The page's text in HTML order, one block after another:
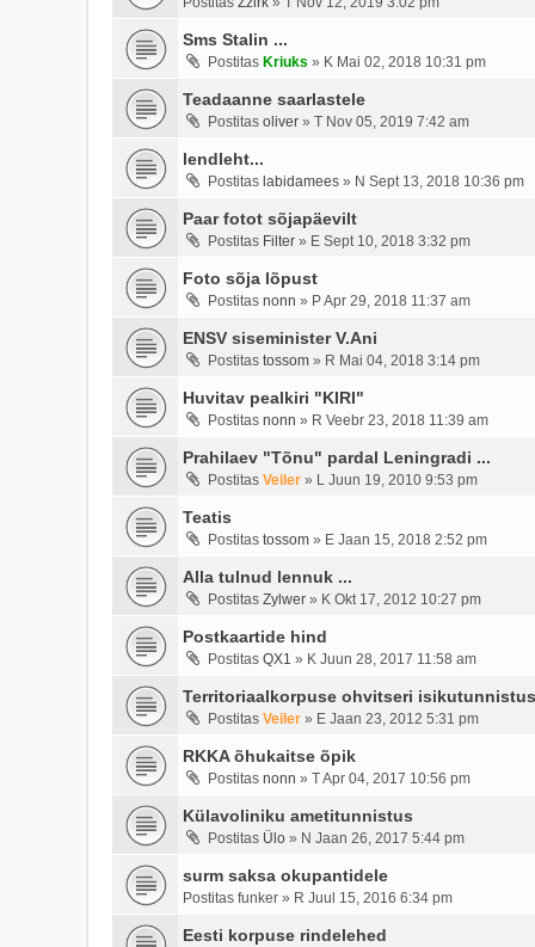
Sms Stalin ...
Postitas Kriuks » K Mai 02, 2018 10:31 pm
Teadaanne saarlastele
Postitas oliver » T Nov 05, 2019 7:42 am
lendleht...
Postitas labidamees » N Sept 13, 2018 10:36 pm
Paar fotot sõjapäevilt
Postitas Filter » E Sept 10, 2018 3:32 pm
Foto sõja lõpust
Postitas nonn » P Apr 29, 2018 11:37 am
ENSV siseminister V.Ani
Postitas tossom » R Mai 04, 2018 3:14 pm
Huvitav pealkiri "KIRI"
Postitas nonn » R Veebr 23, 2018 11:39 am
Prahilaev "Tõnu" pardal Leningradi ...
Postitas Veiler » L Juun 19, 2010 9:53 pm
Teatis
Postitas tossom » E Jaan 15, 2018 2:52 pm
Alla tulnud lennuk ...
Postitas Zylwer » K Okt 17, 2012 10:27 pm
Postkaartide hind
Postitas QX1 » K Juun 28, 2017 11:58 am
Territoriaalkorpuse ohvitseri
Postitas Veiler » E Jaan 23, 2012 5:31 pm
RKKA õhukaitse õpik
Postitas nonn » T Apr 04, 2017 10:56 pm
Külavoliniku ametitunnistus
Postitas Ülo » N Jaan 26, 2017 5:44 pm
surm saksa okupantidele
Postitas funker » R Juul 15, 2016 6:34 pm
Eesti korpuse rindelehed